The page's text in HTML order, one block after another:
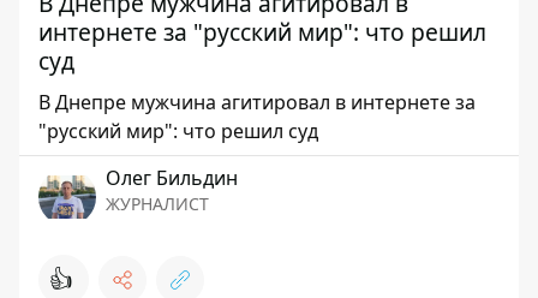
интернете за "русский мир": что решил
суд
В Днепре мужчина агитировал в интернете за
"русский мир": что решил суд
Олег Бильдин
ЖУРНАЛИСТ
👍